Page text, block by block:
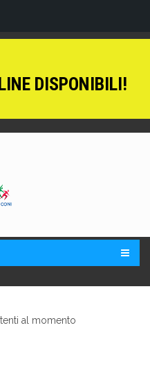
DISPONIBILI!
al momento